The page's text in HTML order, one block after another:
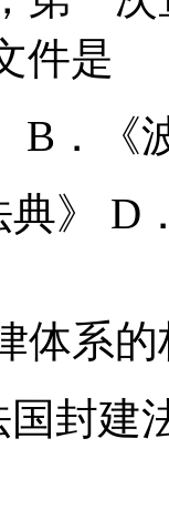
件是
B．《
》 D
体系
国封建